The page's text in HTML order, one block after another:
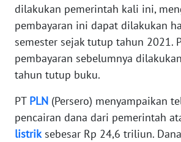
dilakukan pemerintah kali ini,
pembayaran ini dapat dilakukan
semester sejak tutup tahun 2021.
pembayaran sebelumnya
tahun tutup buku.
PT PLN (Persero) menyampaikan
pencairan dana dari pemerintah
listriksebesar Rp 24,6 triliun.
REDAKSI
KARIR
DISCLAIMER
News
Regional